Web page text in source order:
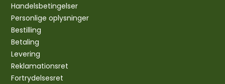
Handelsbetingelser
Personlige oplysninger
Bestilling
Betaling
Levering
Reklamationsret
Fortrydelsesret